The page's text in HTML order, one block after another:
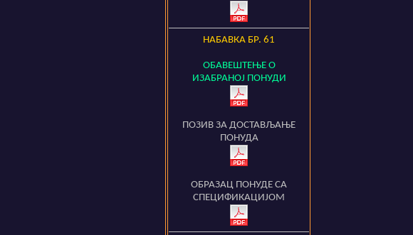
НАБАВКА БР. 61
ОБАВЕШТЕЊЕ О
ИЗАБРАНОЈ ПОНУДИ
ПОЗИВ ЗА ДОСТАВЉАЊЕ
ПОНУДА
ОБРАЗАЦ ПОНУДЕ СА
СПЕЦИФИКАЦИЈОМ